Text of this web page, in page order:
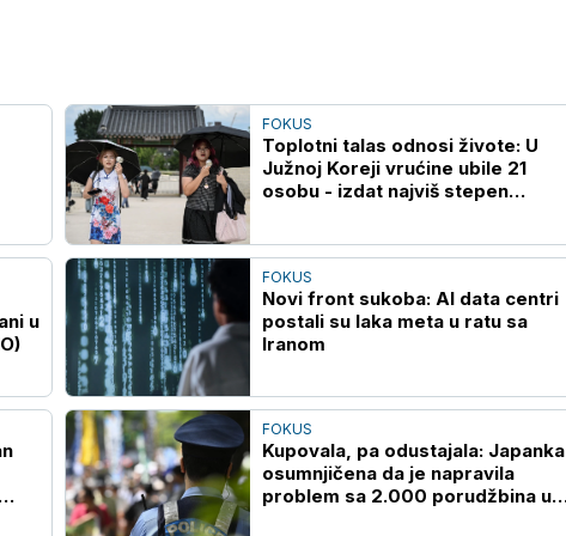
FOKUS
Toplotni talas odnosi živote: U
Južnoj Koreji vrućine ubile 21
osobu - izdat najviš stepen
u
FOKUS
Novi front sukoba: AI data centri
postali su laka meta u ratu sa
Iranom
FOKUS
Kupovala, pa odustajala: Japanka
osumnjičena da je napravila
problem sa 2.000 porudžbina u